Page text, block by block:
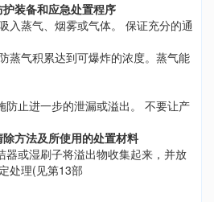
装备和应急处置程序
入蒸气、烟雾或气体。 保证充分的通
蒸气积累达到可爆炸的浓度。蒸气能
防止进一步的泄漏或溢出。 不要让产
方法及所使用的处置材料
器或湿刷子将溢出物收集起来，并放
处理(见第13部